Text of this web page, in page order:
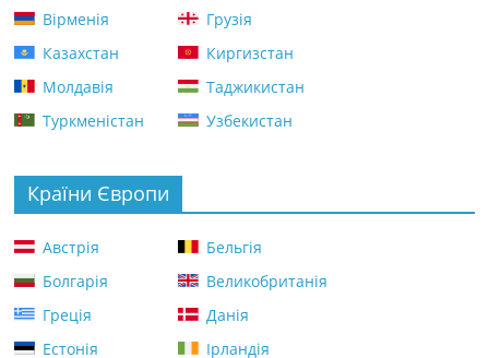
Вірменія
Грузія
Казахстан
Киргизстан
Молдавія
Таджикистан
Туркменістан
Узбекистан
Країни Європи
Австрія
Бельгія
Болгарія
Великобританія
Греція
Данія
Естонія
Ірландія